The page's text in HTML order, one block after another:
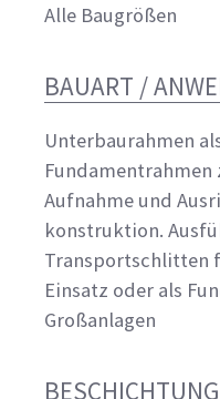
Alle Baugrößen
BAUART /
Unterbaurahmen
Aufnahme und
konstruktion.
Transportschlitten
Einsatz oder als
Großanlagen
BESCHICHTUNG